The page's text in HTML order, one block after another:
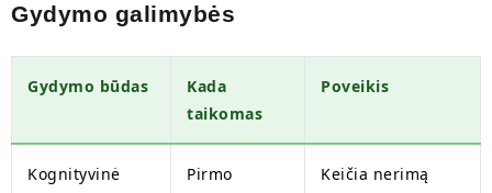
Gydymo galimybės
Gydymo būdas
Kada
taikomas
Poveikis
Kognityvinė
Pirmo
Keičia nerimą